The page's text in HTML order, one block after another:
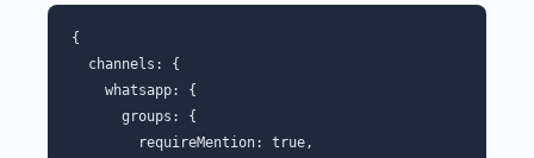
{
  channels: {
    whatsapp: {
      groups: {
        requireMention: true,